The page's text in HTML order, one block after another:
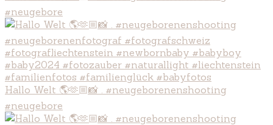
#neugebore
Hallo Welt 🌎🫶🏼📸 . #neugeborenenshooting
#neugebore